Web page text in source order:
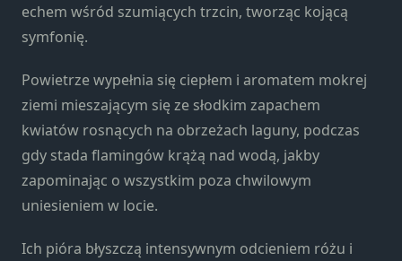
echem wśród szumiących trzcin, tworząc kojącą
symfonię.
Powietrze wypełnia się ciepłem i aromatem mokrej
ziemi mieszającym się ze słodkim zapachem
kwiatów rosnących na obrzeżach laguny, podczas
gdy stada flamingów krążą nad wodą, jakby
zapominając o wszystkim poza chwilowym
uniesieniem w locie.
Ich pióra błyszczą intensywnym odcieniem różu i
na podstawie
Doświadczenie
Aby nasza
strona
internetowa
podczas